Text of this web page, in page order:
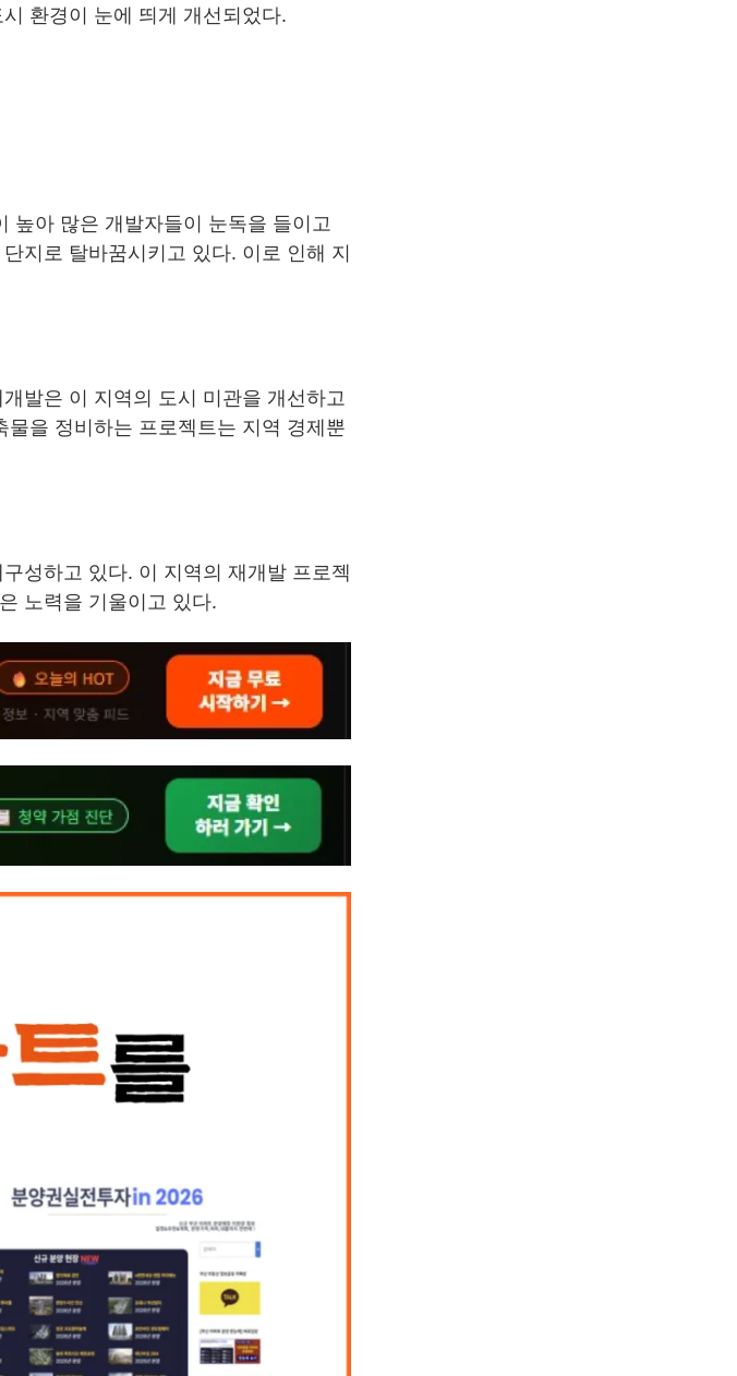
환경이 눈에 띄게 개선되었다.
높아 많은 개발자들이 눈독을 들이고
지로 탈바꿈시키고 있다. 이로 인해 지
발은 이 지역의 도시 미관을 개선하고
을 정비하는 프로젝트는 지역 경제뿐
성하고 있다. 이 지역의 재개발 프로젝
노력을 기울이고 있다.